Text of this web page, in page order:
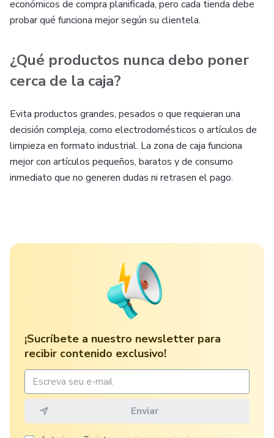
económicos de compra planificada, pero cada tienda debe
probar qué funciona mejor según su clientela.
¿Qué productos nunca debo poner
cerca de la caja?
Evita productos grandes, pesados o que requieran una
decisión compleja, como electrodomésticos o artículos de
limpieza en formato industrial. La zona de caja funciona
mejor con artículos pequeños, baratos y de consumo
inmediato que no generen dudas ni retrasen el pago.
¡Sucríbete a nuestro newsletter para
recibir contenido exclusivo!